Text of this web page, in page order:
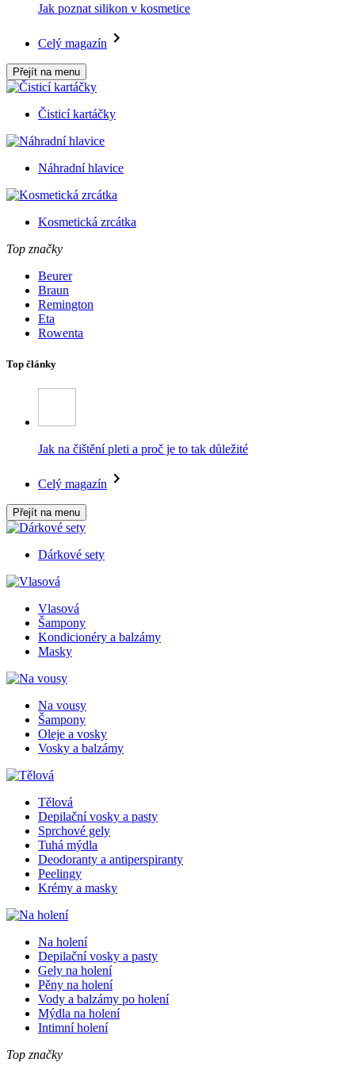
Jak poznat silikon v kosmetice
Celý magazín
Přejít na menu
Čisticí kartáčky
Náhradní hlavice
Kosmetická zrcátka
Top značky
Beurer
Braun
Remington
Eta
Rowenta
Top články
Jak na čištění pleti a proč je to tak důležité
Celý magazín
Přejít na menu
Dárkové sety
Vlasová
Šampony
Kondicionéry a balzámy
Masky
Na vousy
Šampony
Oleje a vosky
Vosky a balzámy
Tělová
Depilační vosky a pasty
Sprchové gely
Tuhá mýdla
Deodoranty a antiperspiranty
Peelingy
Krémy a masky
Na holení
Depilační vosky a pasty
Gely na holení
Pěny na holení
Vody a balzámy po holení
Mýdla na holení
Intimní holení
Top značky